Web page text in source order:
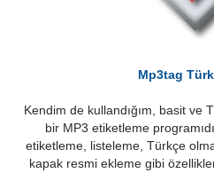
Mp3tag
Kendim de kullandığım, basit ve
bir MP3 etiketleme
etiketleme, listeleme, Türkçe
kapak resmi ekleme gibi